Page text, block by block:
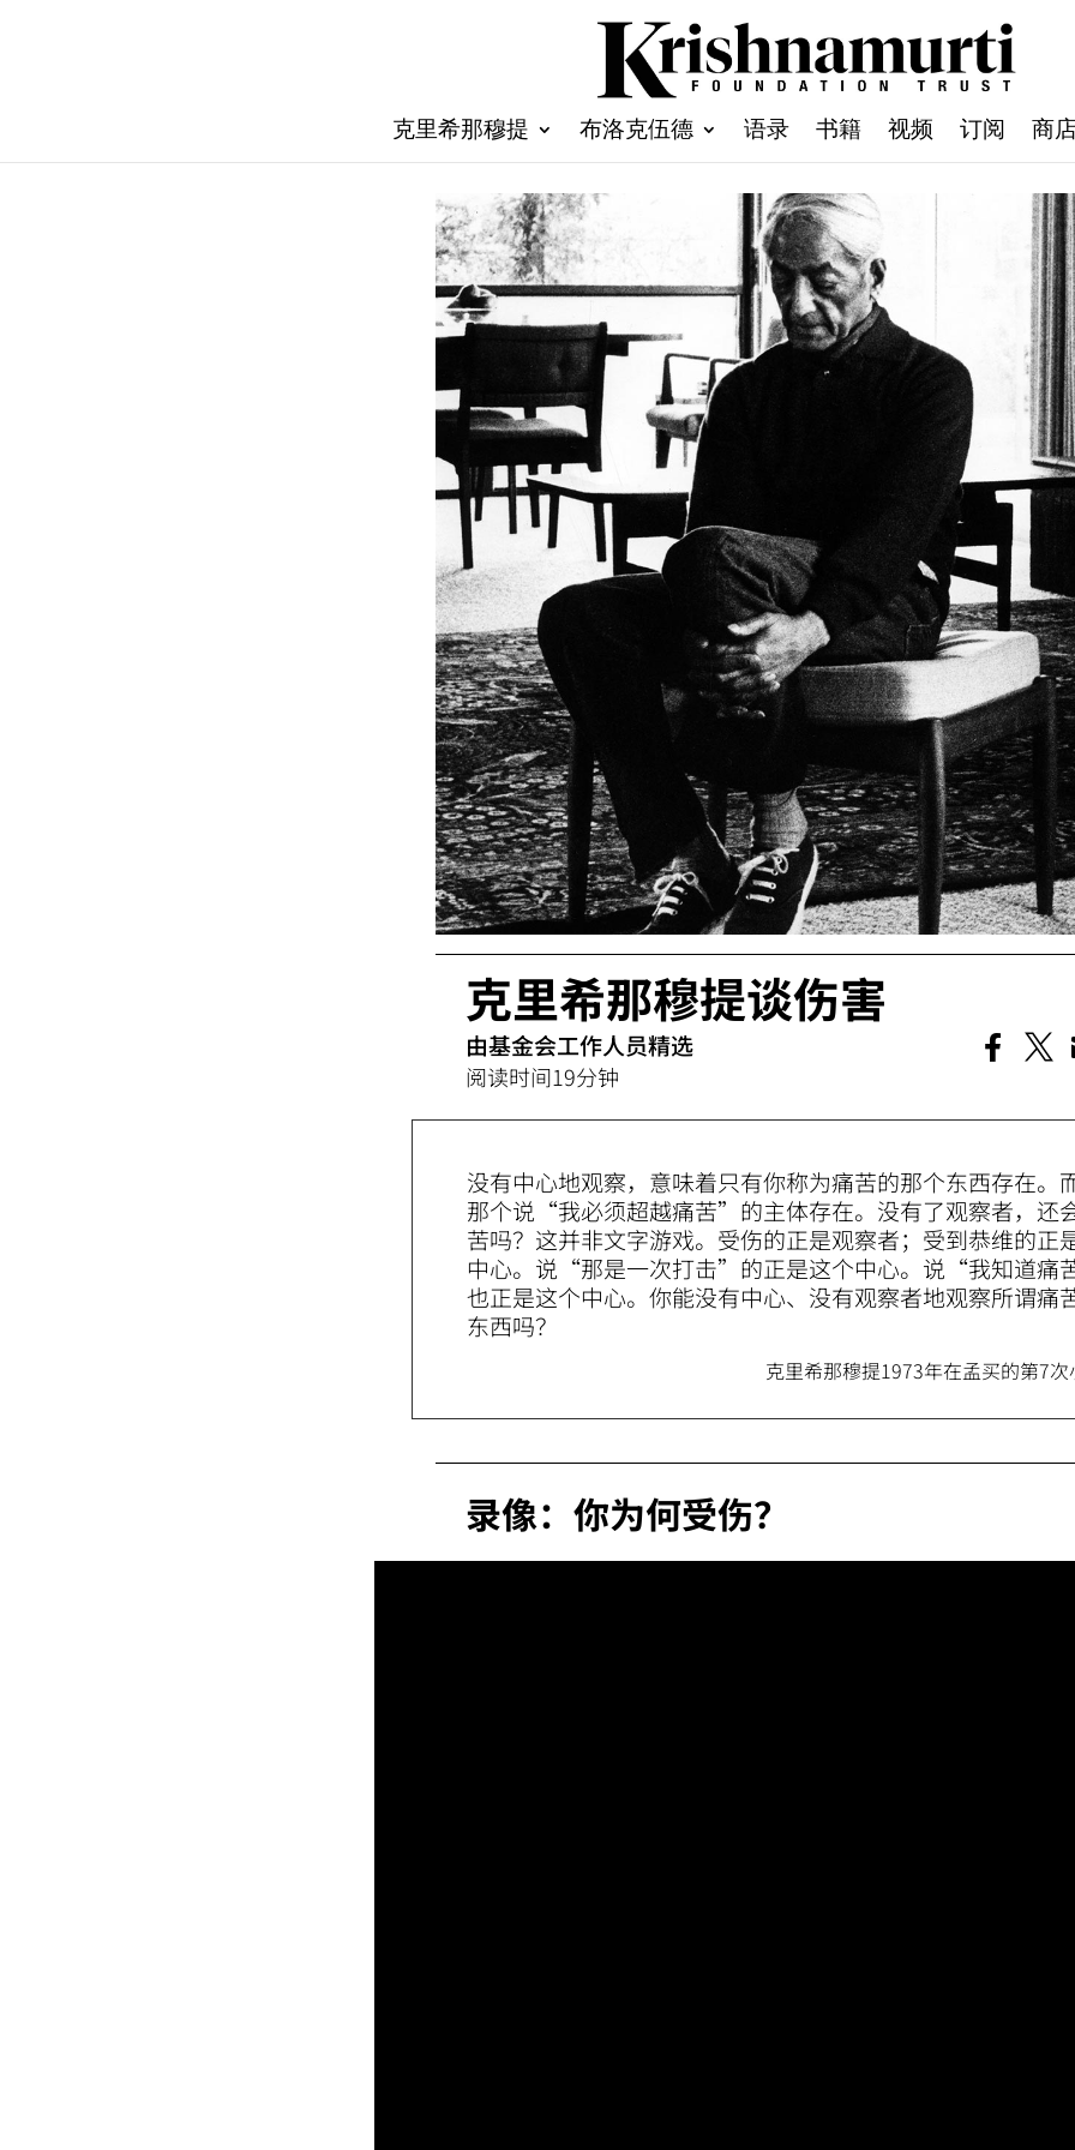
克里希那穆提 布洛克伍德 语录 书籍 视频 订阅 商
克里希那穆提谈伤害
由基金会工作人员精选  
阅读时间19分钟
没有中心地观察，意味着只有你称为痛苦的那个东西存在。
那个说“我必须超越痛苦”的主体存在。没有了观察者，还
苦吗？这并非文字游戏。受伤的正是观察者；受到恭维的正
中心。说“那是一次打击”的正是这个中心。说“我知道痛
也正是这个中心。你能没有中心、没有观察者地观察所谓痛
东西吗？
克里希那穆提1973年在孟买的第7
录像：你为何受伤？